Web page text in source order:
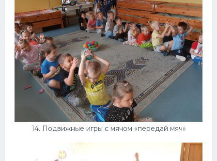
14. Подвижные игры с мячом «передай мяч»